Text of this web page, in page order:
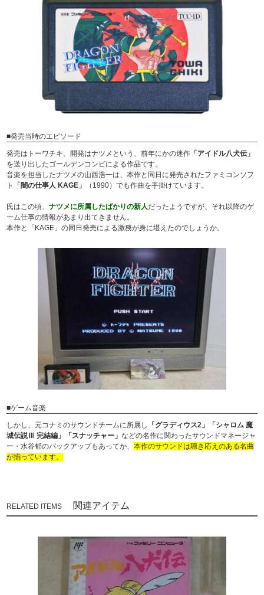
■発売当時のエピソード
発売はトーワチキ、開発はナツメという、前年にかの迷作 「アイドル八犬伝」
を送り出したゴールデンコンビによる作品です。
音楽を担当したナツメの山西浩一は、本作と同日に発売されたファミコンソフ
ト
「闇の仕事人 KAGE」 （1990）でも作曲を手掛けています。
氏はこの頃、ナツメに所属したばかりの新人だったようですが、それ以降のゲ
ーム仕事の情報があまり出てきません。
本作と「KAGE」の同日発売による激務が身に堪えたのでしょうか。
■ゲーム音楽
しかし、元コナミのサウンドチームに所属し
「グラディウス2」「シャロム 魔
城伝説Ⅲ 完結編」「スナッチャー」などの名作に関わったサウンドマネージャ
ー・水谷郁のバックアップもあってか、本作のサウンドは聴き応えのある名曲
が揃っています。
関連アイテム